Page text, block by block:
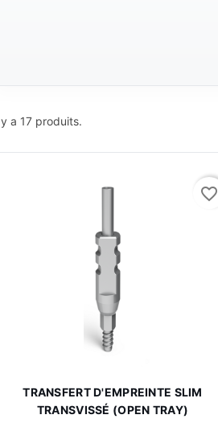
a 17 produits.
Aperçu rapide
TRANSFERT D'EMPREINTE SLIM
TRANSVISSÉ (OPEN TRAY)
favorite_border